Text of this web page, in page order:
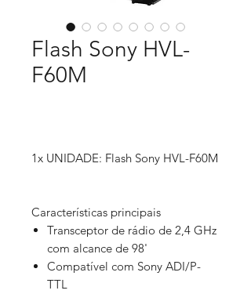
Flash Sony HVL-
F60M
1x UNIDADE: Flash Sony HVL-F60M
Características principais
Transceptor de rádio de 2,4 GHz
com alcance de 98'
Compatível com Sony ADI/P-
TTL